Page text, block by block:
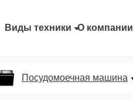
Виды техники О компании
Посудомоечная машина